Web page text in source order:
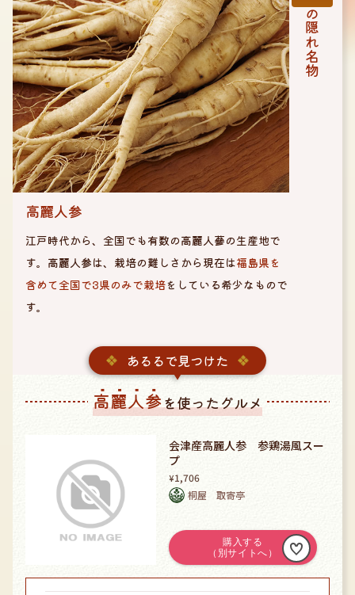
の隠れ名物
高麗人参
江戸時代から、全国でも有数の高麗人蔘の生産地で
す。高麗人参は、栽培の難しさから現在は福島県を
含めて全国で3県のみで栽培をしている希少なもので
す。
あるるで見つけた
高麗人参を使ったグルメ
会津産高麗人参 参鶏湯風スー
プ
¥1,706
桐屋 取寄亭